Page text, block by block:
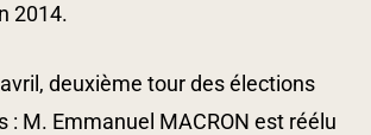
2014.
deuxième tour des élections
: M. Emmanuel MACRON est réélu